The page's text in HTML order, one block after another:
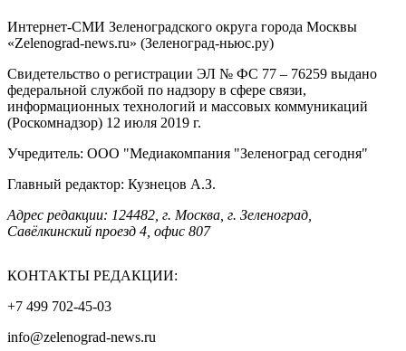
Интернет-СМИ Зеленоградского округа города Москвы
«Zelenograd-news.ru» (Зеленоград-ньюс.ру)
Свидетельство о регистрации ЭЛ № ФС 77 – 76259 выдано
федеральной службой по надзору в сфере связи,
информационных технологий и массовых коммуникаций
(Роскомнадзор) 12 июля 2019 г.
Учредитель: ООО "Медиакомпания "Зеленоград сегодня"
Главный редактор: Кузнецов А.З.
Адрес редакции: 124482, г. Москва, г. Зеленоград,
Савёлкинский проезд 4, офис 807
КОНТАКТЫ РЕДАКЦИИ:
+7 499 702-45-03
info@zelenograd-news.ru